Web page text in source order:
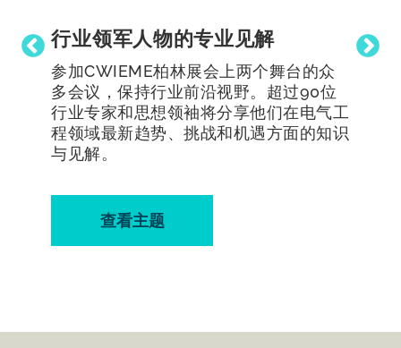
行业领军人物的专业见解
参加CWIEME柏林展会上两个舞台的众
多会议，保持行业前沿视野。超过90位
行业专家和思想领袖将分享他们在电气工
程领域最新趋势、挑战和机遇方面的知识
与见解。
查看主题